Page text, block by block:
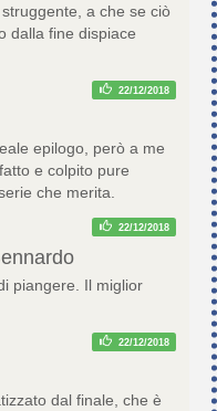
a che se ciò
dalla fine dispiace
22/12/2018
epilogo, però a me
e colpito pure
che merita.
22/12/2018
piangere. Il miglior
22/12/2018
dal finale, che è